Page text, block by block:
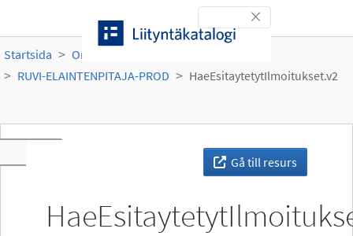
Toggle navigation
Startsida Organisationer
RUVI-ELAINTENPITAJA-PROD
HaeEsitaytetytIlmoitukset.v2
Gå till resurs